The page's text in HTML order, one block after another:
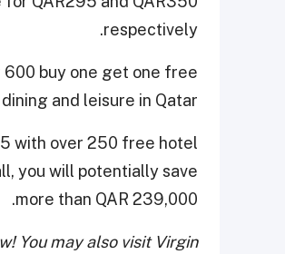
respectively.
600 buy one get one free
and leisure in Qatar.
with over 250 free hotel
you will potentially save
more than QAR 239,000.
You may also visit Virgin